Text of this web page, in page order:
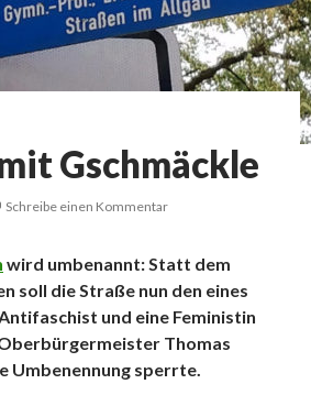
Gschmäckle
Schreibe einen Kommentar
wird umbenannt: Statt dem
soll die Straße nun den eines
und eine Feministin
Thomas
Umbenennung sperrte.